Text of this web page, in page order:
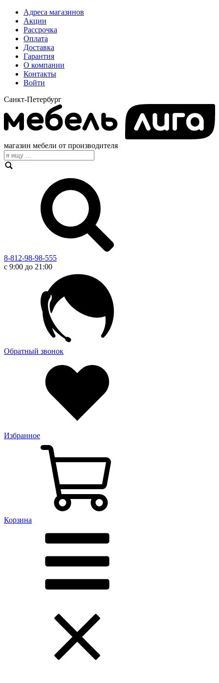
Адреса магазинов
Акции
Рассрочка
Оплата
Доставка
Гарантия
О компании
Контакты
Войти
Санкт-Петербург
магазин мебели от производителя
8-812-98-98-555
с 9:00 до 21:00
Обратный звонок
Избранное
Корзина